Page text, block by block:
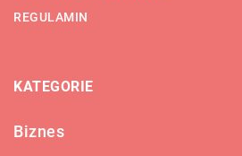
REGULAMIN
KATEGORIE
Biznes